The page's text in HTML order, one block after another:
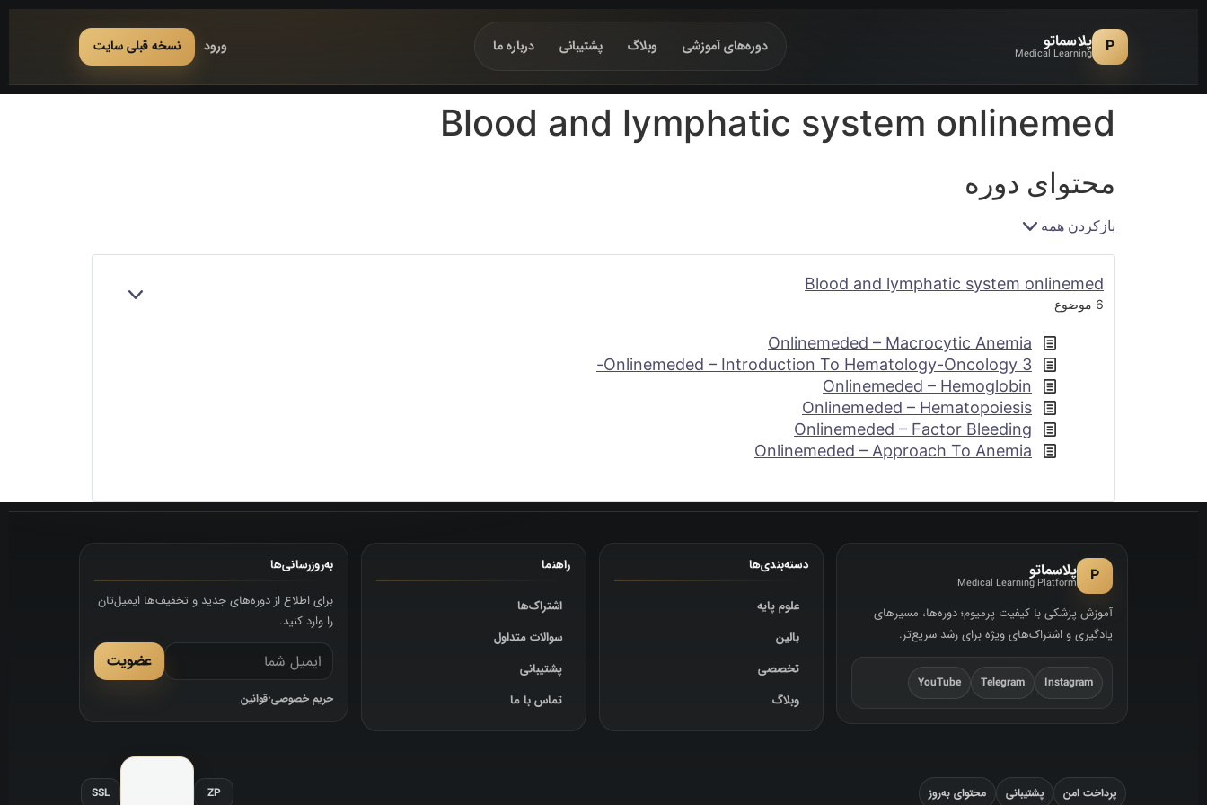
P پلاسماتو
Medical Learning دور‌ه‌های آموزشی وبلاگ پشتیبانی درباره ما ورود نسخه قبلی سایت
Blood and lymphatic system onlinemed
محتوای دوره
بازکردن همه
Blood and lymphatic system onlinemed
6 موضوع
Onlinemeded – Macrocytic Anemia
Onlinemeded – Introduction To Hematology-Oncology 3-
Onlinemeded – Hemoglobin
Onlinemeded – Hematopoiesis
Onlinemeded – Factor Bleeding
Onlinemeded – Approach To Anemia
P پلاسماتو
Medical Learning Platform
آموزش پزشکی با کیفیت پرمیوم؛ دوره‌ها، مسیرهای
یادگیری و اشتراک‌های ویژه برای رشد سریع‌تر.
Instagram
Telegram
YouTube
دسته‌بندی‌ها
علوم پایه
بالین
تخصصی
وبلاگ
راهنما
اشتراک‌ها
سوالات متداول
پشتیبانی
تماس با ما
به‌روزرسانی‌ها
برای اطلاع از دوره‌های جدید و تخفیف‌ها ایمیل‌تان
را وارد کنید.
عضویت
حریم خصوصی•قوانین
پرداخت امن پشتیبانی محتوای به‌روز ZP
SSL